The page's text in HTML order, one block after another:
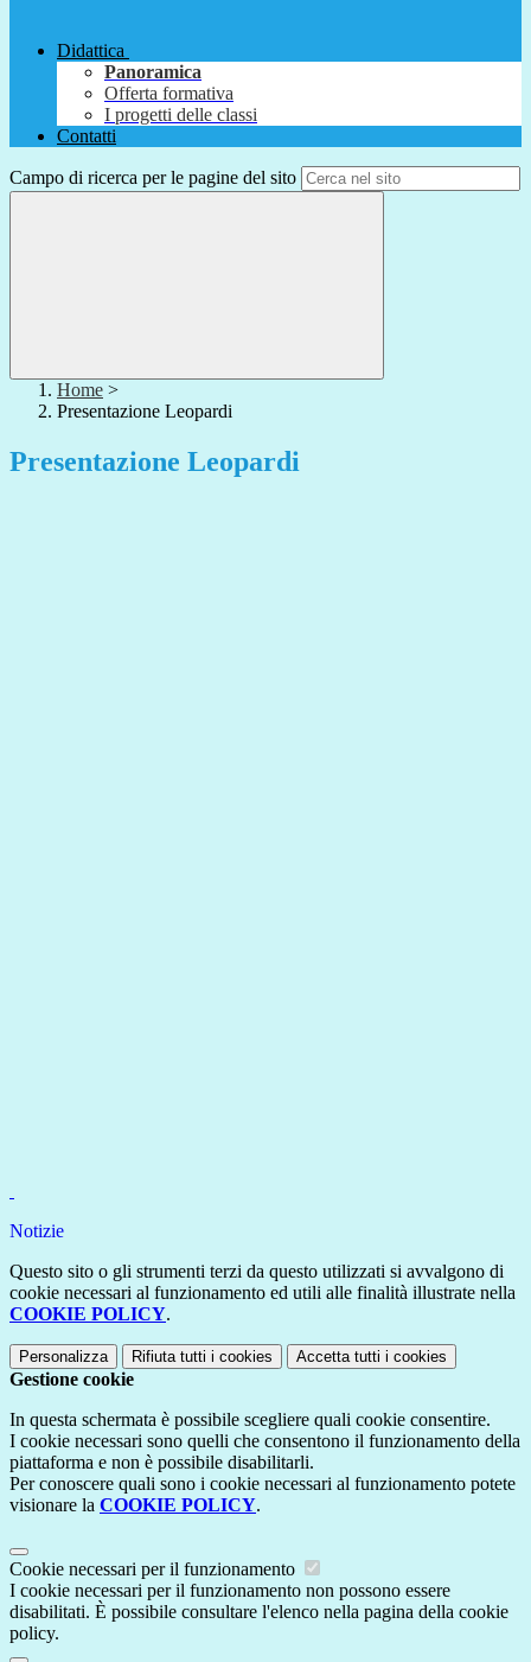
Didattica
Panoramica
Offerta formativa
I progetti delle classi
Contatti
Campo di ricerca per le pagine del sito
Home >
Presentazione Leopardi
Presentazione Leopardi
Notizie
Questo sito o gli strumenti terzi da questo utilizzati si avvalgono di
cookie necessari al funzionamento ed utili alle finalità illustrate nella
COOKIE POLICY.
Personalizza Rifiuta tutti i cookies Accetta tutti i cookies
Gestione cookie
In questa schermata è possibile scegliere quali cookie consentire.
I cookie necessari sono quelli che consentono il funzionamento della
piattaforma e non è possibile disabilitarli.
Per conoscere quali sono i cookie necessari al funzionamento potete
visionare la COOKIE POLICY.
Cookie necessari per il funzionamento
I cookie necessari per il funzionamento non possono essere
disabilitati. È possibile consultare l'elenco nella pagina della cookie
policy.